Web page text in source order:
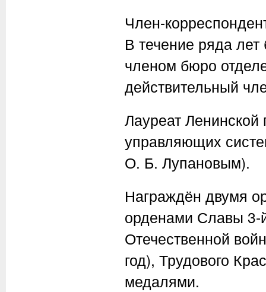
Член-
В течение ряда
членом бюро
действительный
Лауреат Ленинской
управляющих
О. Б. Лупановым).
Награждён двумя
орденами Славы 3-
Отечественной
год), Трудового
медалями.